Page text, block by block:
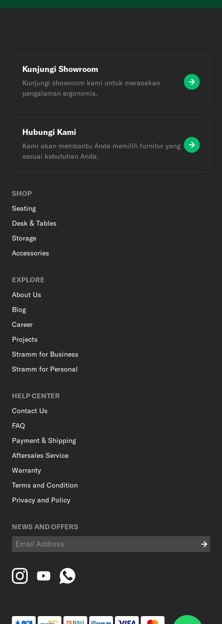
Kunjungi Showroom
Kunjungi showroom kami untuk merasakan
pengalaman ergonomis.
Hubungi Kami
Kami akan membantu Anda memilih furnitur yang
sesuai kebutuhan Anda.
SHOP
Seating
Desk & Tables
Storage
Accessories
EXPLORE
About Us
Blog
Career
Projects
Stramm for Business
Stramm for Personal
HELP CENTER
Contact Us
FAQ
Payment & Shipping
Aftersales Service
Warranty
Terms and Condition
Privacy and Policy
NEWS AND OFFERS